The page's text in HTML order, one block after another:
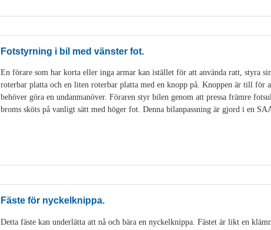
Fotstyrning i bil med vänster fot.
En förare som har korta eller inga armar kan istället för att använda ratt, styra
roterbar platta och en liten roterbar platta med en knopp på. Knoppen är till för
behöver göra en undanmanöver. Föraren styr bilen genom att pressa främre
broms sköts på vanligt sätt med höger fot. Denna bilanpassning är gjord i en
Fäste för nyckelknippa.
Detta fäste kan underlätta att nå och bära en nyckelknippa. Fästet är likt en